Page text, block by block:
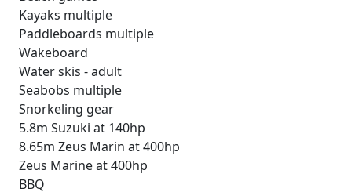
Kayaks multiple
Paddleboards multiple
Wakeboard
Water skis - adult
Seabobs multiple
Snorkeling gear
5.8m Suzuki at 140hp
8.65m Zeus Marin at 400hp
Zeus Marine at 400hp
BBQ